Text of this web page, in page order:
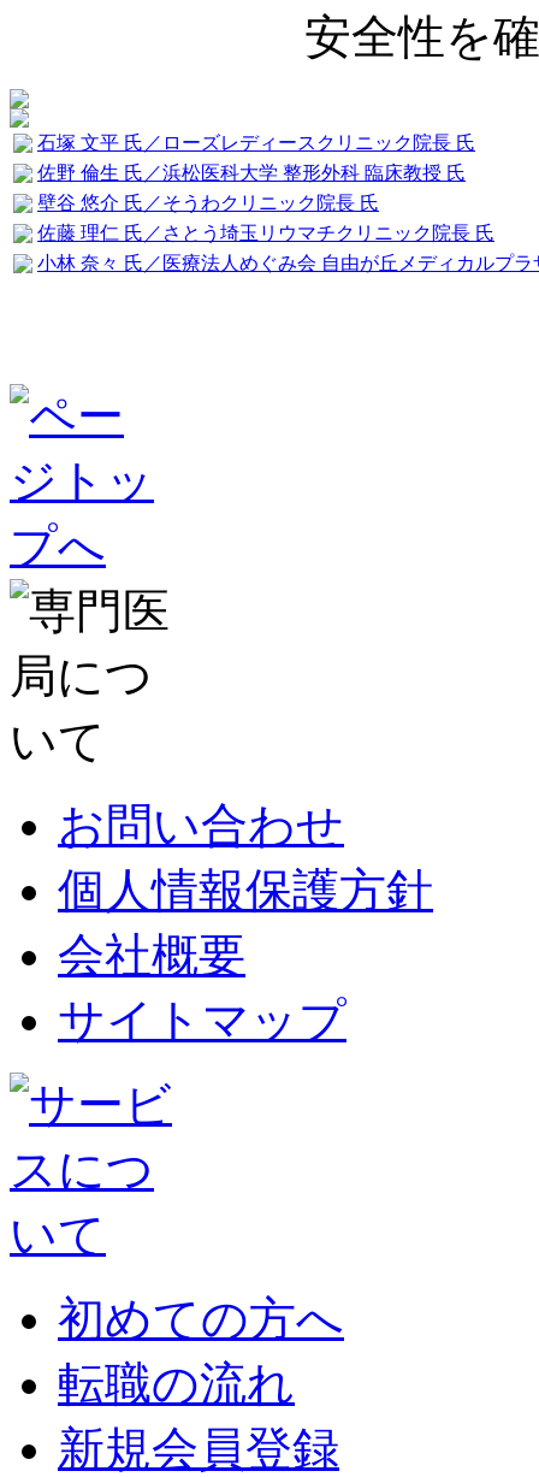
安全性を
石塚 文平 氏／ローズレディースクリニック院長 氏
佐野 倫生 氏／浜松医科大学 整形外科 臨床教授 氏
壁谷 悠介 氏／そうわクリニック院長 氏
佐藤 理仁 氏／さとう埼玉リウマチクリニック院長 氏
小林 奈々 氏／医療法人めぐみ会 自由が丘メディカルプラ
お問い合わせ
個人情報保護方針
会社概要
サイトマップ
初めての方へ
転職の流れ
新規会員登録